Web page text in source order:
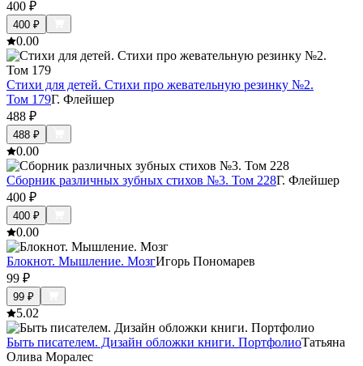
400 ₽
400 ₽
0.00
Стихи для детей. Стихи про жевательную резинку №2.
Том 179Г. Флейшер
488 ₽
488 ₽
0.00
Сборник различных зубных стихов №3. Том 228Г. Флейшер
400 ₽
400 ₽
0.00
Блокнот. Мышление. МозгИгорь Пономарев
99 ₽
99 ₽
5.02
Быть писателем. Дизайн обложки книги. ПортфолиоТатьяна
Олива Моралес